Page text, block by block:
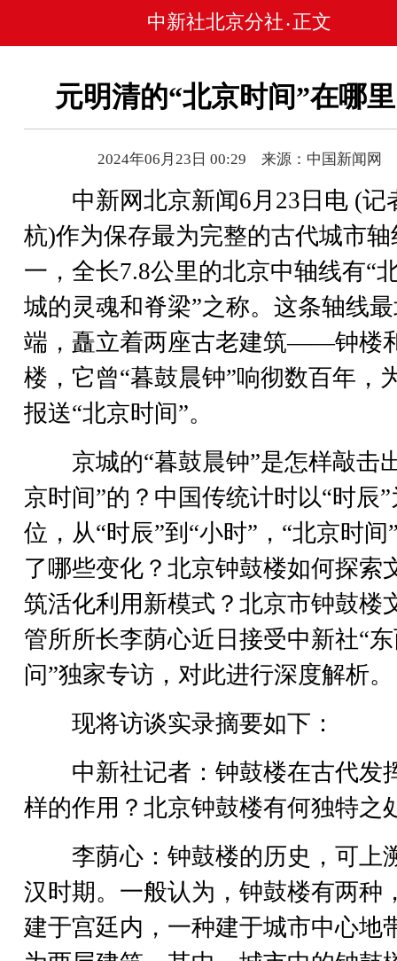
中新社北京分社 • 正文
元明清的“北京时间”在哪
2024年06月23日 00:29 来源：中国新闻网
中新网北京新闻6月23日电 (记
杭)作为保存最为完整的古代城市轴
一，全长7.8公里的北京中轴线有“
城的灵魂和脊梁”之称。这条轴线
端，矗立着两座古老建筑——钟楼
楼，它曾“暮鼓晨钟”响彻数百年，
报送“北京时间”。
京城的“暮鼓晨钟”是怎样敲击
京时间”的？中国传统计时以“时辰
位，从“时辰”到“小时”，“北京时间
了哪些变化？北京钟鼓楼如何探索
筑活化利用新模式？北京市钟鼓楼
管所所长李荫心近日接受中新社“
问”独家专访，对此进行深度解析。
现将访谈实录摘要如下：
中新社记者：钟鼓楼在古代发
样的作用？北京钟鼓楼有何独特之
李荫心：钟鼓楼的历史，可上
汉时期。一般认为，钟鼓楼有两种
建于宫廷内，一种建于城市中心地